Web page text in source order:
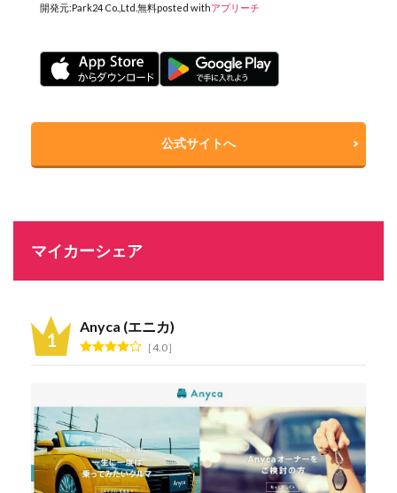
開発元:Park24 Co.,Ltd. 無料posted withアプリーチ
公式サイトへ
マイカーシェア
Anyca (エニカ)
4.0